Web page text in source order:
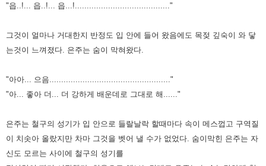
"읍..!... 읍..!... 읍...!........................................"
그것이 얼마나 거대한지 반정도 입 안에 들어 왔음에도 목젖 깊숙이 와 닿
는것이 느껴졌다. 은주는 숨이 막혀왔다.
"아아... 으음..................................................."
"아... 좋아 더... 더 강하게 배운데로 그대로 해......"
은주는 철구의 성기가 입 안으로 들랄날락 할때마다 속이 메스껍고 구역질
이 치솟아 올랐지만 차마 그것을 벳어 낼 수가 없었다. 숨이막힌 은주는 자
신도 모르는 사이에 철구의 성기를